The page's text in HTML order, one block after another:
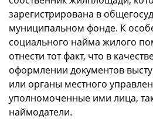
зарегистрирована в
муниципальном фонде. К
социального найма жилого
отнести тот факт, что в
оформлении документов
или органы местного
уполномоченные ими лица,
наймодатели.